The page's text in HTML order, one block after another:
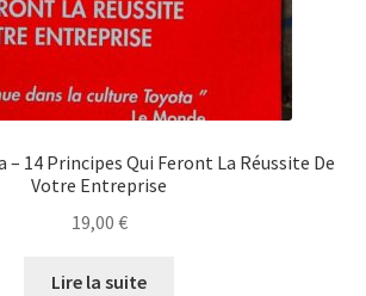
– 14 Principes Qui Feront La Réussite De
Votre Entreprise
19,00 €
Lire la suite